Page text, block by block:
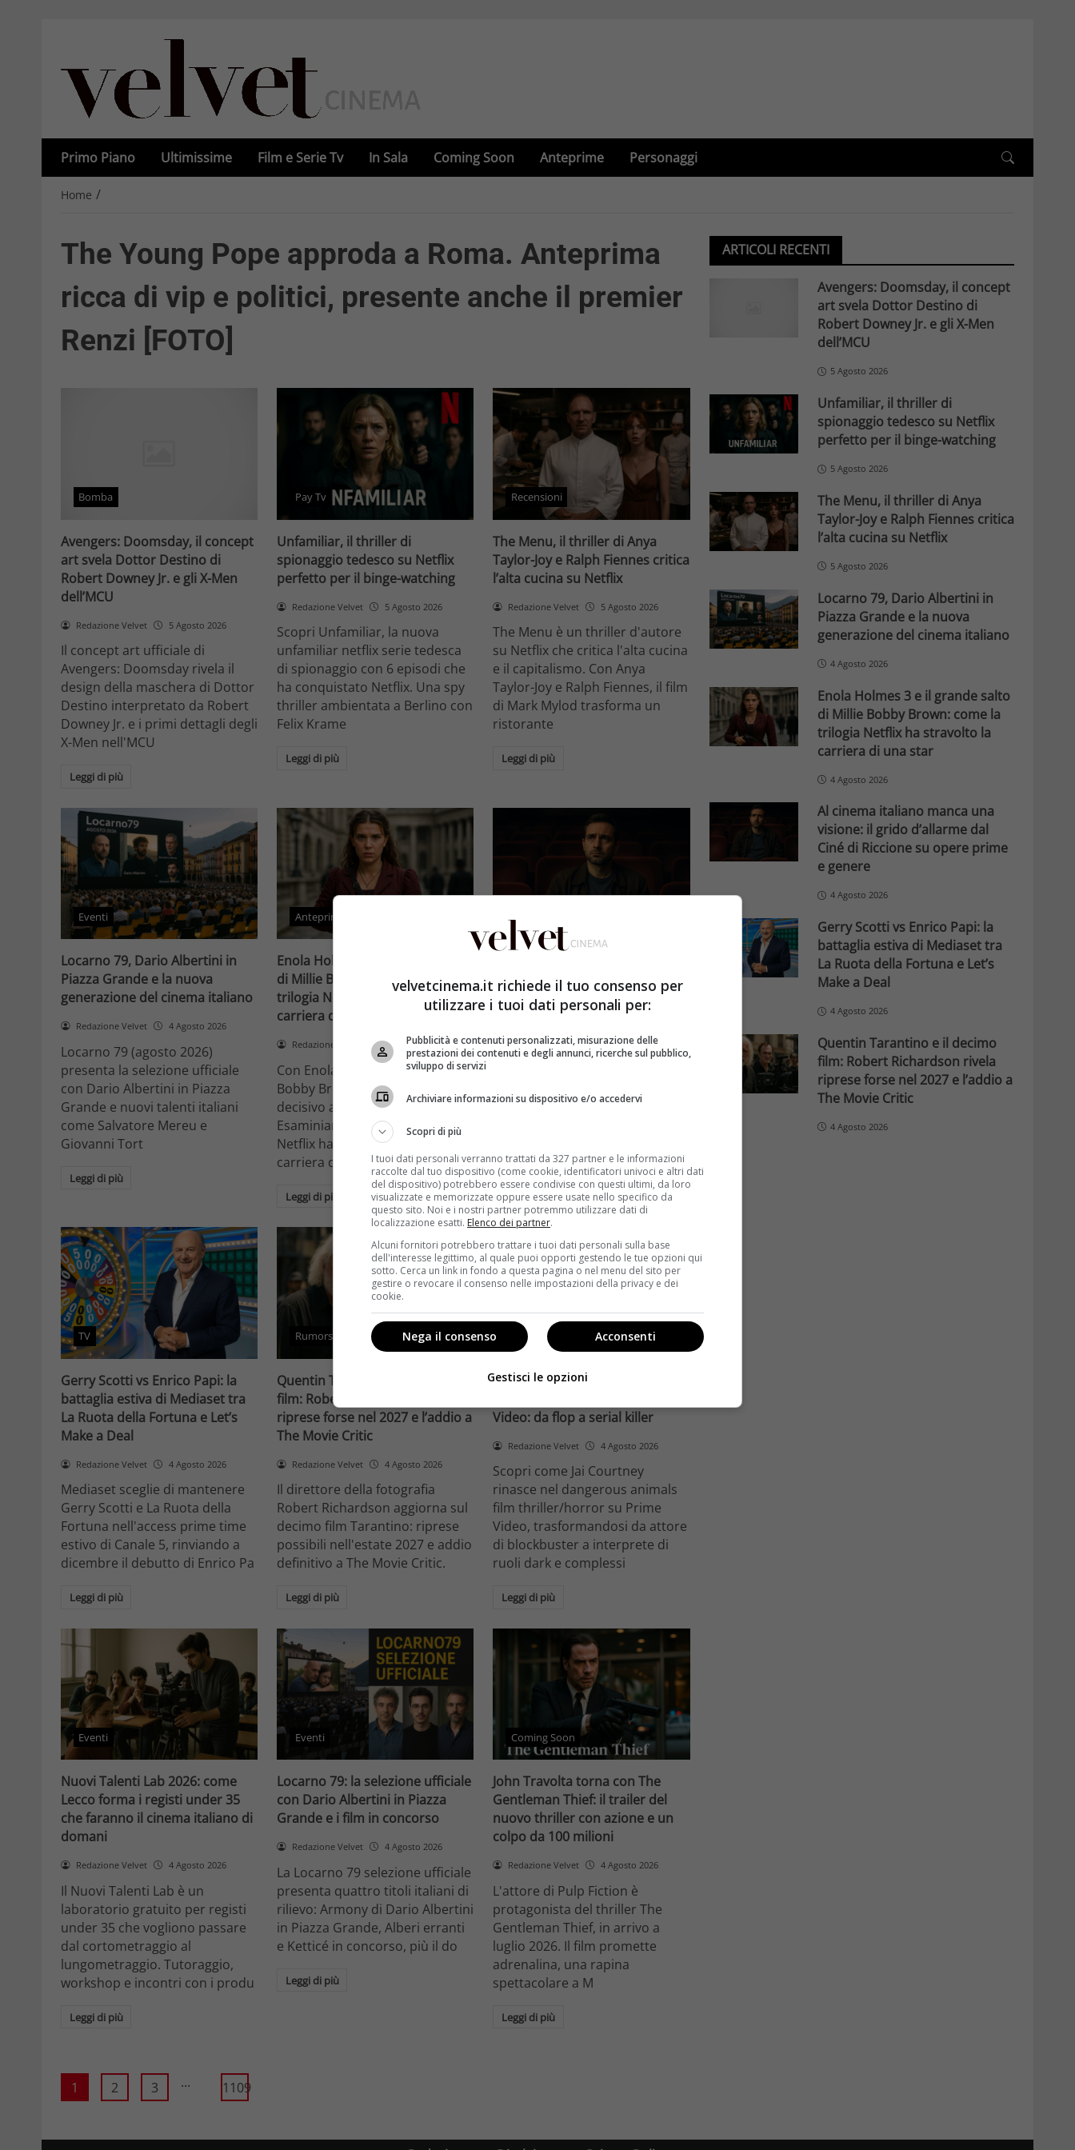
Primo Piano Ultimissime Film e Serie Tv In Sala Coming Soon Anteprime Personaggi
Home /
The Young Pope approda a Roma. Anteprima
ricca di vip e politici, presente anche il premier
Renzi [FOTO]
Bomba
Avengers: Doomsday, il concept
art svela Dottor Destino di
Robert Downey Jr. e gli X-Men
dell’MCU
Redazione Velvet 5 Agosto 2026
Il concept art ufficiale di
Avengers: Doomsday rivela il
design della maschera di Dottor
Destino interpretato da Robert
Downey Jr. e i primi dettagli degli
X-Men nell'MCU
Leggi di più
Pay Tv
Unfamiliar, il thriller di
spionaggio tedesco su Netflix
perfetto per il binge-watching
Redazione Velvet 5 Agosto 2026
Scopri Unfamiliar, la nuova
unfamiliar netflix serie tedesca
di spionaggio con 6 episodi che
ha conquistato Netflix. Una spy
thriller ambientata a Berlino con
Felix Krame
Leggi di più
Recensioni
The Menu, il thriller di Anya
Taylor-Joy e Ralph Fiennes critica
l’alta cucina su Netflix
Redazione Velvet 5 Agosto 2026
The Menu è un thriller d'autore
su Netflix che critica l'alta cucina
e il capitalismo. Con Anya
Taylor-Joy e Ralph Fiennes, il film
di Mark Mylod trasforma un
ristorante
Leggi di più
Eventi
Locarno 79, Dario Albertini in
Piazza Grande e la nuova
generazione del cinema italiano
Redazione Velvet 4 Agosto 2026
Locarno 79 (agosto 2026)
presenta la selezione ufficiale
con Dario Albertini in Piazza
Grande e nuovi talenti italiani
come Salvatore Mereu e
Giovanni Tort
Leggi di più
Anteprime
Enola Holmes 3 e il grande salto
di Millie Bobby Brown: come la
trilogia Netflix ha stravolto la
carriera di una star
Redazione Velvet 4 Agosto 2026
Con Enola Holmes 3, Millie
Bobby Brown compie un salto
decisivo a Hollywood.
Esaminiamo come la trilogia
Netflix ha trasformato la sua
carriera da attrice
Leggi di più
Eventi
visione: il grido d’allarme dal
Ciné di Riccione su opere prime
e genere
Redazione Velvet 4 Agosto 2026
poche new entry, scarso
Ciné di Riccione.
Leggi di più
TV
Gerry Scotti vs Enrico Papi: la
battaglia estiva di Mediaset tra
La Ruota della Fortuna e Let’s
Make a Deal
Redazione Velvet 4 Agosto 2026
Mediaset sceglie di mantenere
Gerry Scotti e La Ruota della
Fortuna nell'access prime time
estivo di Canale 5, rinviando a
dicembre il debutto di Enrico Pa
Leggi di più
Rumors
Quentin Tarantino e il decimo
film: Robert Richardson rivela
riprese forse nel 2027 e l’addio a
The Movie Critic
Redazione Velvet 4 Agosto 2026
Il direttore della fotografia
Robert Richardson aggiorna sul
decimo film Tarantino: riprese
possibili nell'estate 2027 e addio
definitivo a The Movie Critic.
Leggi di più
Anteprime
Jai Courtney si riscatta con
Video: da flop a serial killer
Redazione Velvet 4 Agosto 2026
Scopri come Jai Courtney
rinasce nel dangerous animals
film thriller/horror su Prime
Video, trasformandosi da attore
di blockbuster a interprete di
ruoli dark e complessi
Leggi di più
Eventi
Nuovi Talenti Lab 2026: come
Lecco forma i registi under 35
che faranno il cinema italiano di
domani
Redazione Velvet 4 Agosto 2026
Il Nuovi Talenti Lab è un
laboratorio gratuito per registi
under 35 che vogliono passare
dal cortometraggio al
lungometraggio. Tutoraggio,
workshop e incontri con i produ
Leggi di più
Eventi
Locarno 79: la selezione ufficiale
con Dario Albertini in Piazza
Grande e i film in concorso
Redazione Velvet 4 Agosto 2026
La Locarno 79 selezione ufficiale
presenta quattro titoli italiani di
rilievo: Armony di Dario Albertini
in Piazza Grande, Alberi erranti
e Ketticé in concorso, più il do
Leggi di più
Coming Soon
John Travolta torna con The
Gentleman Thief: il trailer del
nuovo thriller con azione e un
colpo da 100 milioni
Redazione Velvet 4 Agosto 2026
L'attore di Pulp Fiction è
protagonista del thriller The
Gentleman Thief, in arrivo a
luglio 2026. Il film promette
adrenalina, una rapina
spettacolare a M
Leggi di più
1 2 3 ... 1109
ARTICOLI RECENTI
Avengers: Doomsday, il concept
art svela Dottor Destino di
Robert Downey Jr. e gli X-Men
dell’MCU
5 Agosto 2026
Unfamiliar, il thriller di
spionaggio tedesco su Netflix
perfetto per il binge-watching
5 Agosto 2026
The Menu, il thriller di Anya
Taylor-Joy e Ralph Fiennes critica
l’alta cucina su Netflix
5 Agosto 2026
Locarno 79, Dario Albertini in
Piazza Grande e la nuova
generazione del cinema italiano
4 Agosto 2026
Enola Holmes 3 e il grande salto
di Millie Bobby Brown: come la
trilogia Netflix ha stravolto la
carriera di una star
4 Agosto 2026
Al cinema italiano manca una
visione: il grido d’allarme dal
Ciné di Riccione su opere prime
e genere
4 Agosto 2026
Gerry Scotti vs Enrico Papi: la
battaglia estiva di Mediaset tra
La Ruota della Fortuna e Let’s
Make a Deal
4 Agosto 2026
Quentin Tarantino e il decimo
film: Robert Richardson rivela
riprese forse nel 2027 e l’addio a
The Movie Critic
4 Agosto 2026
velvetcinema.it richiede il tuo consenso per
utilizzare i tuoi dati personali per:
Pubblicità e contenuti personalizzati, misurazione delle
prestazioni dei contenuti e degli annunci, ricerche sul pubblico,
sviluppo di servizi
Archiviare informazioni su dispositivo e/o accedervi
Scopri di più
I tuoi dati personali verranno trattati da 327 partner e le informazioni
raccolte dal tuo dispositivo (come cookie, identificatori univoci e altri dati
del dispositivo) potrebbero essere condivise con questi ultimi, da loro
visualizzate e memorizzate oppure essere usate nello specifico da
questo sito. Noi e i nostri partner potremmo utilizzare dati di
localizzazione esatti. Elenco dei partner.
Alcuni fornitori potrebbero trattare i tuoi dati personali sulla base
dell'interesse legittimo, al quale puoi opporti gestendo le tue opzioni qui
sotto. Cerca un link in fondo a questa pagina o nel menu del sito per
gestire o revocare il consenso nelle impostazioni della privacy e dei
cookie.
Acconsenti
Nega il consenso
Gestisci le opzioni